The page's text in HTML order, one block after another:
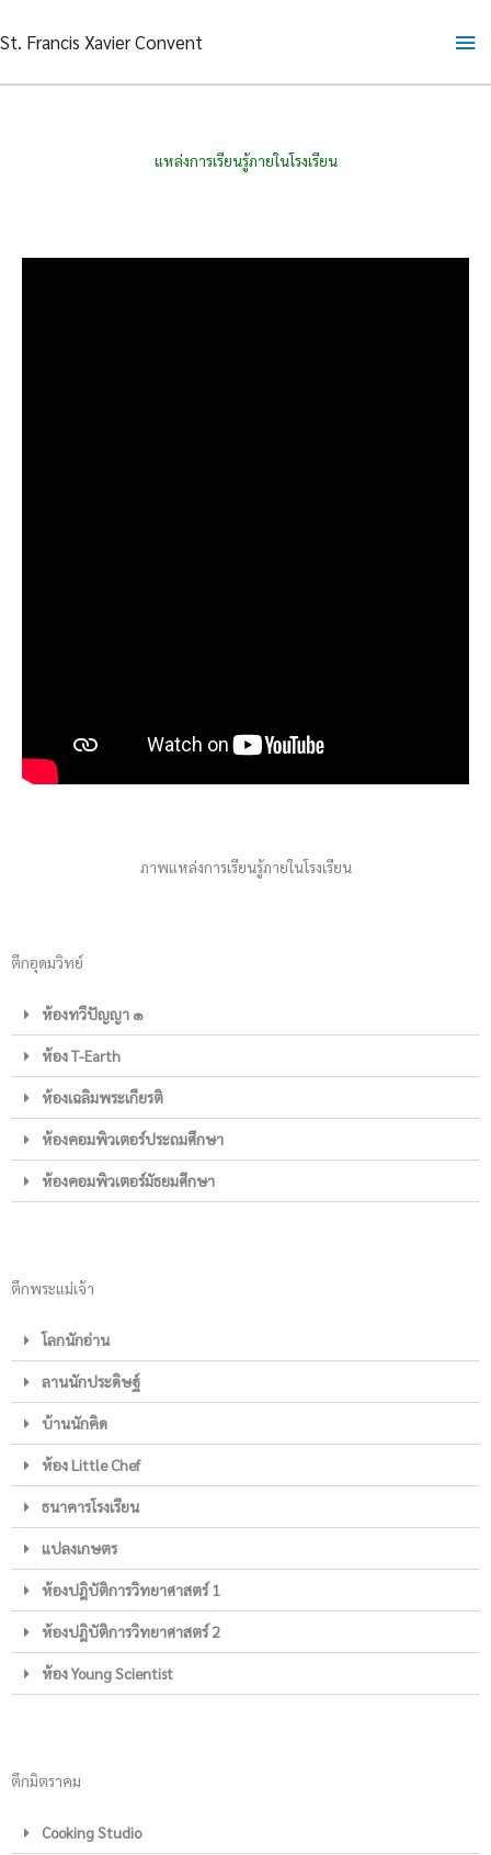
to
St. Francis Xavier Convent
แหล่งการเรียนรู้ภายในโรงเรียน
ภาพแหล่งการเรียนรู้ภายในโรงเรียน
ตึกอุดมวิทย์
ห้องทวีปัญญา ๑
ห้อง T-Earth
ห้องเฉลิมพระเกียรติ
ห้องคอมพิวเตอร์ประถมศึกษา
ห้องคอมพิวเตอร์มัธยมศึกษา
ตึกพระแม่เจ้า
โลกนักอ่าน
ลานนักประดิษฐ์
บ้านนักคิด
ห้อง Little Chef
ธนาคารโรงเรียน
แปลงเกษตร
ห้องปฎิบัติการวิทยาศาสตร์ 1
ห้องปฎิบัติการวิทยาศาสตร์ 2
ห้อง Young Scientist
ตึกมิตราคม
Cooking Studio